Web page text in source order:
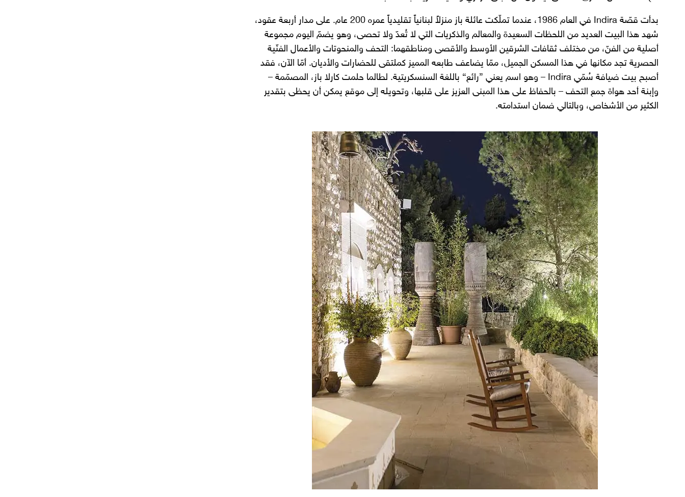
بدأت قصّة Indira في العام 1986، عندما تملّكت عائلة باز منزلاً لبنانياً تقليدياً عمره 200 عام. على مدار أربعة عقود،
شهد هذا البيت العديد من اللحظات السعيدة والمعالم والذكريات التي لا تُعدّ ولا تحصى، وهو يضمّ اليوم مجموعة
أصلية من الفنّ، من مختلف ثقافات الشرقين الأوسط والأقصى ومناطقهما: التحف والمنحوتات والأعمال الفنّية
الحصرية تجد مكانها في هذا المسكن الجميل، ممّا يضاعف طابعه المميز كملتقى للحضارات والأديان. أمّا الآن، فقد
أصبح بيت ضيافة سُمّي Indira – وهو اسم يعني ”رائع“ باللغة السنسكريتية. لطالما حلمت كارلا باز، المصمّمة –
وإبنة أحد هواة جمع التحف – بالحفاظ على هذا المبنى العزيز على قلبها، وتحويله إلى موقع يمكن أن يحظى بتقدير
الكثير من الأشخاص، وبالتالي ضمان استدامته.